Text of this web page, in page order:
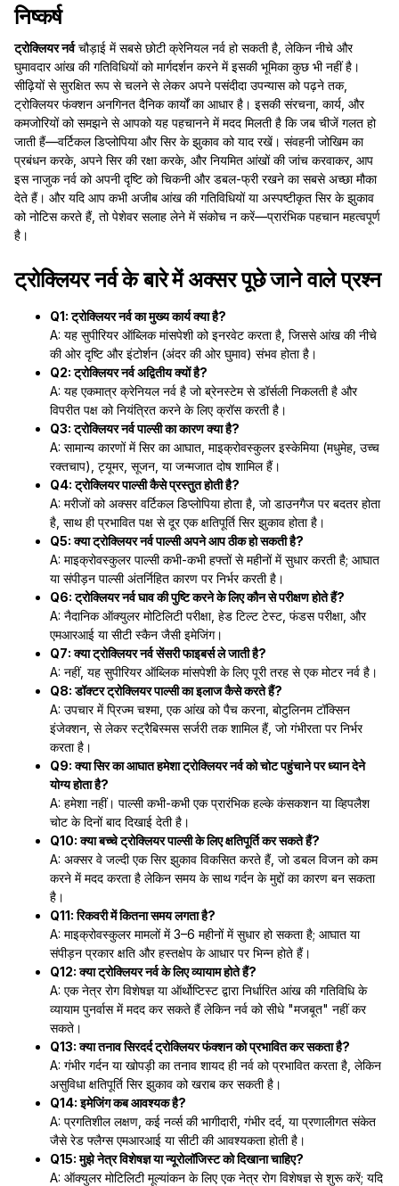
निष्कर्ष
ट्रोक्लियर नर्वचौड़ाई में सबसे छोटी क्रेनियल नर्व हो सकती है, लेकिन नीचे और
घुमावदार आंख की गतिविधियों को मार्गदर्शन करने में इसकी भूमिका कुछ भी नहीं है।
सीढ़ियों से सुरक्षित रूप से चलने से लेकर अपने पसंदीदा उपन्यास को पढ़ने तक,
ट्रोक्लियर फंक्शन अनगिनत दैनिक कार्यों का आधार है। इसकी संरचना, कार्य, और
कमजोरियों को समझने से आपको यह पहचानने में मदद मिलती है कि जब चीजें गलत हो
जाती हैं—वर्टिकल डिप्लोपिया और सिर के झुकाव को याद रखें। संवहनी जोखिम का
प्रबंधन करके, अपने सिर की रक्षा करके, और नियमित आंखों की जांच करवाकर, आप
इस नाजुक नर्व को अपनी दृष्टि को चिकनी और डबल-फ्री रखने का सबसे अच्छा मौका
देते हैं। और यदि आप कभी अजीब आंख की गतिविधियों या अस्पष्टीकृत सिर के झुकाव
को नोटिस करते हैं, तो पेशेवर सलाह लेने में संकोच न करें—प्रारंभिक पहचान महत्वपूर्ण
है।
ट्रोक्लियर नर्व के बारे में अक्सर पूछे जाने वाले प्रश्न
Q1: ट्रोक्लियर नर्व का मुख्य कार्य क्या है?
A: यह सुपीरियर ऑब्लिक मांसपेशी को इनरवेट करता है, जिससे आंख की नीचे
की ओर दृष्टि और इंटोर्शन (अंदर की ओर घुमाव) संभव होता है।
Q2: ट्रोक्लियर नर्व अद्वितीय क्यों है?
A: यह एकमात्र क्रेनियल नर्व है जो ब्रेनस्टेम से डॉर्सली निकलती है और
विपरीत पक्ष को नियंत्रित करने के लिए क्रॉस करती है।
Q3: ट्रोक्लियर नर्व पाल्सी का कारण क्या है?
A: सामान्य कारणों में सिर का आघात, माइक्रोवस्कुलर इस्केमिया (मधुमेह, उच्च
रक्तचाप), ट्यूमर, सूजन, या जन्मजात दोष शामिल हैं।
Q4: ट्रोक्लियर पाल्सी कैसे प्रस्तुत होती है?
A: मरीजों को अक्सर वर्टिकल डिप्लोपिया होता है, जो डाउनगैज पर बदतर होता
है, साथ ही प्रभावित पक्ष से दूर एक क्षतिपूर्ति सिर झुकाव होता है।
Q5: क्या ट्रोक्लियर नर्व पाल्सी अपने आप ठीक हो सकती है?
A: माइक्रोवस्कुलर पाल्सी कभी-कभी हफ्तों से महीनों में सुधार करती है; आघात
या संपीड़न पाल्सी अंतर्निहित कारण पर निर्भर करती है।
Q6: ट्रोक्लियर नर्व घाव की पुष्टि करने के लिए कौन से परीक्षण होते हैं?
A: नैदानिक ऑक्युलर मोटिलिटी परीक्षा, हेड टिल्ट टेस्ट, फंडस परीक्षा, और
एमआरआई या सीटी स्कैन जैसी इमेजिंग।
Q7: क्या ट्रोक्लियर नर्व सेंसरी फाइबर्स ले जाती है?
A: नहीं, यह सुपीरियर ऑब्लिक मांसपेशी के लिए पूरी तरह से एक मोटर नर्व है।
Q8: डॉक्टर ट्रोक्लियर पाल्सी का इलाज कैसे करते हैं?
A: उपचार में प्रिज्म चश्मा, एक आंख को पैच करना, बोटुलिनम टॉक्सिन
इंजेक्शन, से लेकर स्ट्रैबिस्मस सर्जरी तक शामिल हैं, जो गंभीरता पर निर्भर
करता है।
Q9: क्या सिर का आघात हमेशा ट्रोक्लियर नर्व को चोट पहुंचाने पर ध्यान देने
योग्य होता है?
A: हमेशा नहीं। पाल्सी कभी-कभी एक प्रारंभिक हल्के कंसकशन या व्हिपलैश
चोट के दिनों बाद दिखाई देती है।
Q10: क्या बच्चे ट्रोक्लियर पाल्सी के लिए क्षतिपूर्ति कर सकते हैं?
A: अक्सर वे जल्दी एक सिर झुकाव विकसित करते हैं, जो डबल विजन को कम
करने में मदद करता है लेकिन समय के साथ गर्दन के मुद्दों का कारण बन सकता
है।
Q11: रिकवरी में कितना समय लगता है?
A: माइक्रोवस्कुलर मामलों में 3–6 महीनों में सुधार हो सकता है; आघात या
संपीड़न प्रकार क्षति और हस्तक्षेप के आधार पर भिन्न होते हैं।
Q12: क्या ट्रोक्लियर नर्व के लिए व्यायाम होते हैं?
A: एक नेत्र रोग विशेषज्ञ या ऑर्थोप्टिस्ट द्वारा निर्धारित आंख की गतिविधि के
व्यायाम पुनर्वास में मदद कर सकते हैं लेकिन नर्व को सीधे "मजबूत" नहीं कर
सकते।
Q13: क्या तनाव सिरदर्द ट्रोक्लियर फंक्शन को प्रभावित कर सकता है?
A: गंभीर गर्दन या खोपड़ी का तनाव शायद ही नर्व को प्रभावित करता है, लेकिन
असुविधा क्षतिपूर्ति सिर झुकाव को खराब कर सकती है।
Q14: इमेजिंग कब आवश्यक है?
A: प्रगतिशील लक्षण, कई नर्व्स की भागीदारी, गंभीर दर्द, या प्रणालीगत संकेत
जैसे रेड फ्लैग्स एमआरआई या सीटी की आवश्यकता होती है।
Q15: मुझे नेत्र विशेषज्ञ या न्यूरोलॉजिस्ट को दिखाना चाहिए?
A: ऑक्युलर मोटिलिटी मूल्यांकन के लिए एक नेत्र रोग विशेषज्ञ से शुरू करें; यदि